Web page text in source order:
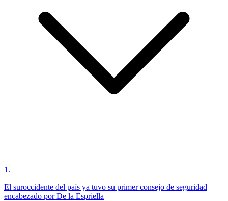
1 .
El suroccidente del país ya tuvo su primer consejo de seguridad
encabezado por De la Espriella